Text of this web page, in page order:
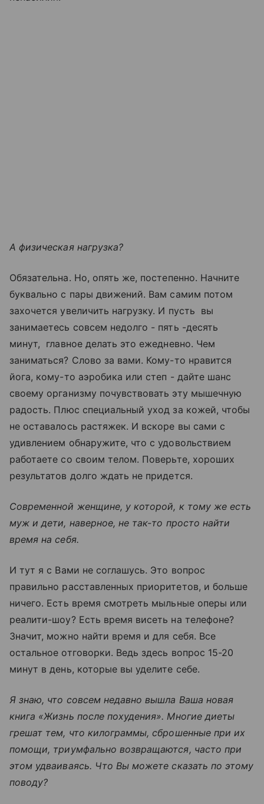
А физическая нагрузка?
Обязательна. Но, опять же, постепенно. Начните
буквально с пары движений. Вам самим потом
захочется увеличить нагрузку. И пусть вы
занимаетесь совсем недолго - пять -десять
минут, главное делать это ежедневно. Чем
заниматься? Слово за вами. Кому-то нравится
йога, кому-то аэробика или степ - дайте шанс
своему организму почувствовать эту мышечную
радость. Плюс специальный уход за кожей, чтобы
не оставалось растяжек. И вскоре вы сами с
удивлением обнаружите, что с удовольствием
работаете со своим телом. Поверьте, хороших
результатов долго ждать не придется.
Современной женщине, у которой, к тому же есть
муж и дети, наверное, не так-то просто найти
время на себя.
И тут я с Вами не соглашусь. Это вопрос
правильно расставленных приоритетов, и больше
ничего. Есть время смотреть мыльные оперы или
реалити-шоу? Есть время висеть на телефоне?
Значит, можно найти время и для себя. Все
остальное отговорки. Ведь здесь вопрос 15-20
минут в день, которые вы уделите себе.
Я знаю, что совсем недавно вышла Ваша новая
книга «Жизнь после похудения». Многие диеты
грешат тем, что килограммы, сброшенные при их
помощи, триумфально возвращаются, часто при
этом удваиваясь. Что Вы можете сказать по этому
поводу?